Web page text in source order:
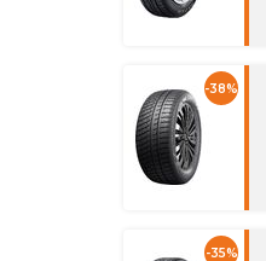
-38%
-35%